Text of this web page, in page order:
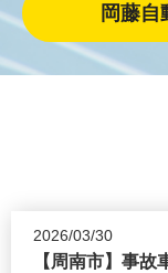
岡藤自
2026/03/30
【周南市】事